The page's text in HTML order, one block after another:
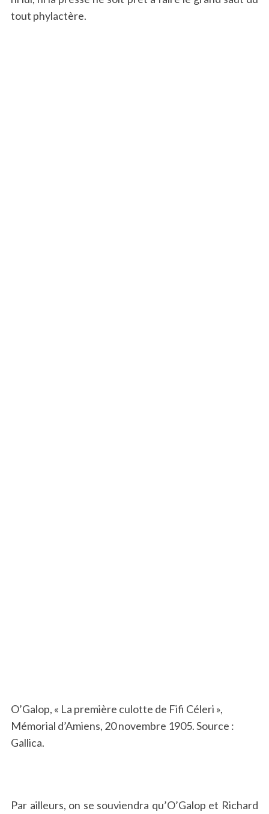
tout phylactère.
O’Galop, « La première culotte de Fifi Céleri »,
Mémorial d’Amiens, 20 novembre 1905. Source :
Gallica.
Par ailleurs, on se souviendra qu’O’Galop et Richard